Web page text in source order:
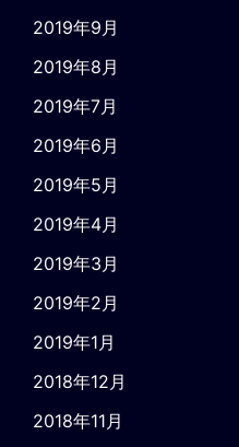
2019年9月
2019年8月
2019年7月
2019年6月
2019年5月
2019年4月
2019年3月
2019年2月
2019年1月
2018年12月
2018年11月